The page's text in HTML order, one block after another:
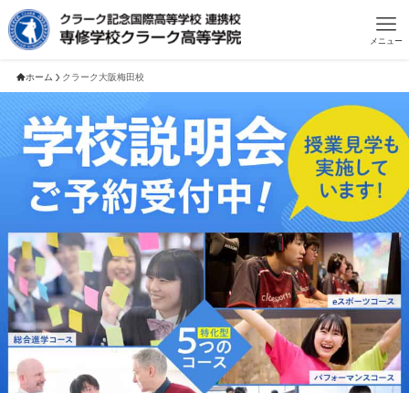
メニュー
ホーム クラーク大阪梅田校